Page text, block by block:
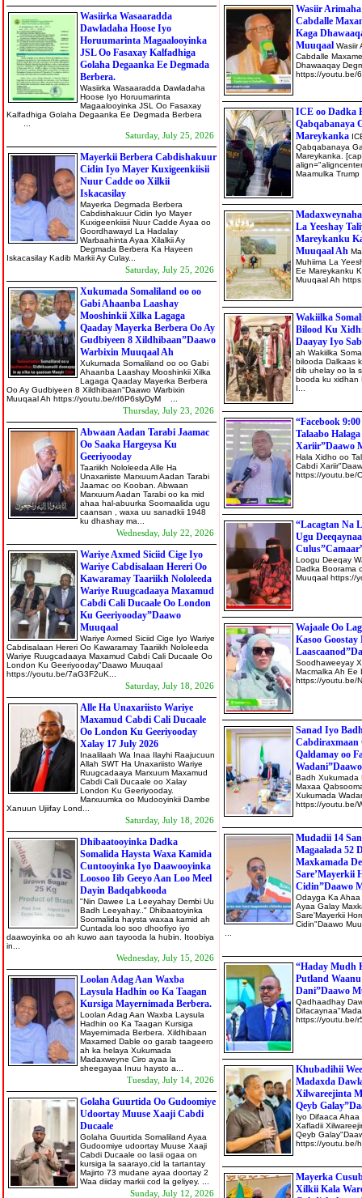
Wasiirka Wasaaradda
Dawladaha Hoose Iyo
Horuumarinta Magaalooyinka
JSL Oo Fasaxay Kalfadhiga
Golaha Degaanka Ee Degmada
Berbera.
Wasiirka Wasaaradda Dawladaha
Hoose Iyo Horuumarinta
Magaalooyinka JSL Oo Fasaxay
Kalfadhiga Golaha Degaanka Ee Degmada Berbera
Saturday, July 25, 2026
Mayerkii Berbera Cabdishakuur
Cidin Iyo Mayer Kuxigeenkiisii
Nuur Cadde oo Xilkii
Iskacasilay
Mayerka Degmada Berbera
Cabdishakuur Cidin Iyo Mayer
Kuxigeenkiisii Nuur Cadde Ayaa oo
Goordhawayd La Hadalay
Warbaahinta Ayaa Xilalkii Ay
Degmada Berbera Ka Hayeen
Iskacasilay Kadib Markii Ay Culay...
Saturday, July 25, 2026
Xukumada Somaliland oo oo
Gabi Ahaanba Laashay
Mooshinkii Xilka Lagaga
Qaaday Mayerka Berbera Oo Ay
Gudbiyeen 8 Xildhibaan”Daawo
Warbixin Muuqaal Ah
Xukumada Somaliland oo oo Gabi
Ahaanba Laashay Mooshinkii Xilka
Lagaga Qaaday Mayerka Berbera
Oo Ay Gudbiyeen 8 Xildhibaan"Daawo Warbixin
Muuqaal Ah https://youtu.be/rI6P6slyDyM ...
Thursday, July 23, 2026
Abwaan Aadan Tarabi Jaamac
Oo Saaka Hargeysa Ku
Geeriyooday
Taariikh Nololeeda Alle Ha
Unaxariiste Marxuum Aadan Tarabi
Jaamac oo Kooban. Abwaan
Marxuum Aadan Tarabi oo ka mid
ahaa hal-abuurka Soomaalida ugu
caansan , waxa uu sanadkii 1948
ku dhashay ma...
Wednesday, July 22, 2026
Wariye Axmed Siciid Cige Iyo
Wariye Cabdisalaan Hereri Oo
Kawaramay Taariikh Nololeeda
Wariye Ruugcadaaya Maxamud
Cabdi Cali Ducaale Oo London
Ku Geeriyooday”Daawo
Muuqaal
Wariye Axmed Siciid Cige Iyo Wariye
Cabdisalaan Hereri Oo Kawaramay Taariikh Nololeeda
Wariye Ruugcadaaya Maxamud Cabdi Cali Ducaale Oo
London Ku Geeriyooday"Daawo Muuqaal
https://youtu.be/7aG3F2uK...
Saturday, July 18, 2026
Alle Ha Unaxariisto Wariye
Maxamud Cabdi Cali Ducaale
Oo London Ku Geeriyooday
Xalay 17 July 2026
Inaalilaah Wa Inaa Ilayhi Raajucuun
Allah SWT Ha Unaxariisto Wariye
Ruugcadaaya Marxuum Maxamud
Cabdi Cali Ducaale oo Xalay
London Ku Geeriyooday.
Marxuumka oo Mudooyinkii Dambe
Xanuun Ujiifay Lond...
Saturday, July 18, 2026
Dhibaatooyinka Dadka
Somalida Haysta Waxa Kamida
Cuntooyinka Iyo Daawooyinka
Loosoo Iib Geeyo Aan Loo Meel
Dayin Badqabkooda
"Nin Dawee La Leeyahay Dembi Uu
Badh Leeyahay.." Dhibaatoyinka
Soomalida haysta waxaa kamid ah
Cuntada loo soo dhoofiyo iyo
daawoyinka oo ah kuwo aan tayooda la hubin. Itoobiya
in...
Wednesday, July 15, 2026
Loolan Adag Aan Waxba
Laysula Hadhin oo Ka Taagan
Kursiga Mayernimada Berbera.
Loolan Adag Aan Waxba Laysula
Hadhin oo Ka Taagan Kursiga
Mayernimada Berbera. Xildhibaan
Maxamed Dable oo garab taageero
ah ka helaya Xukumada
Madaxweyne Ciro ayaa la
sheegayaa Inuu haysto a...
Tuesday, July 14, 2026
Golaha Guurtida Oo Gudoomiye
Udoortay Muuse Xaaji Cabdi
Ducaale
Golaha Guurtida Somaliland Ayaa
Gudoomiye udoortay Muuse Xaaji
Cabdi Ducaale oo lasii ogaa on
kursiga la saarayo,cid la tartantay
Majirto 73 mudane ayaa doortay 2
Waa diiday markii cod la geliyey. ...
Sunday, July 12, 2026
Wasiir
Cabdalle
Kaga
Muuqaal Wasiir
Cabdalle
Dhawaaqay
https://
ICE oo Dadka
Qabqabanaya
Mareykanka
Qabqabanaya
Mareykanka.
Maamulka
La Yeeshay
Mareykanku
Muuqaal Ah
Muhiima La
Ee Mareykanku
Muuqaal Ah
Wakiilka
Bilood Ku
Daayay Iyo
ah Wakiilka
bilooda Dalkaas
dib uhelay oo la
booda ku xidhan
I...
“Facebook
Talaabo
Xariir”Daawo
Hala Xidho oo
Cabdi
https://
“Lacagtan Na
Ugu
Loogu Deeqay
Dadka Boorama
Muuqaal
Wajaale Oo
Kasoo
Soodhaweeyay
Macmalka Ah Ee
https://
Sanad Iyo
Cabdiraxmaan
Qaldamay oo
Badh Xukumada
Maxaa
Xukumada
https://
Mudadii 14
Magaalada 52
Maxkamada
Sare’Mayerkii
Cidin”Daawo
Odayga Ka
Ayaa Galay
Sare'Mayerkii
Cidin"Daawo
“Haday Mudh
Putland
Dani”Daawo
Qadhaadhay
https://
Khubadihii
Madaxda
Xilwareejinta
Qeyb
Iyo Difaaca
Xafladii
Qeyb
https://
Mayerka
Xilkii Kala